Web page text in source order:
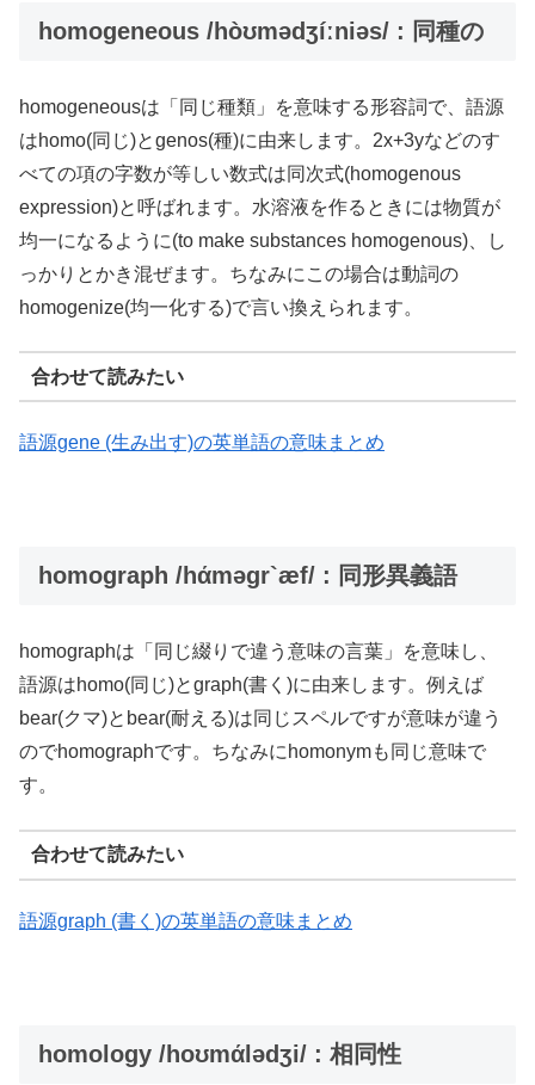
homogeneous /hòʊmədʒíːniəs/ : 同種の
homogeneousは「同じ種類」を意味する形容詞で、語源
はhomo(同じ)とgenos(種)に由来します。2x+3yなどのす
べての項の字数が等しい数式は同次式(homogenous
expression)と呼ばれます。水溶液を作るときには物質が
均一になるように(to make substances homogenous)、し
っかりとかき混ぜます。ちなみにこの場合は動詞の
homogenize(均一化する)で言い換えられます。
合わせて読みたい
語源gene (生み出す)の英単語の意味まとめ
homograph /hάməgr`æf/ : 同形異義語
homographは「同じ綴りで違う意味の言葉」を意味し、
語源はhomo(同じ)とgraph(書く)に由来します。例えば
bear(クマ)とbear(耐える)は同じスペルですが意味が違う
のでhomographです。ちなみにhomonymも同じ意味で
す。
合わせて読みたい
語源graph (書く)の英単語の意味まとめ
homology /hoʊmάlədʒi/ : 相同性